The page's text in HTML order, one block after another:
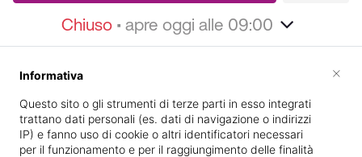
Chiuso• apre oggi alle 09:00
Informazioni
Informativa
Questo sito o gli strumenti di terze parti in esso integrati
trattano dati personali (es. dati di navigazione o indirizzi
IP) e fanno uso di cookie o altri identificatori necessari
per il funzionamento e per il raggiungimento delle finalità
×